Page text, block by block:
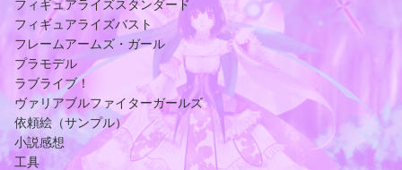
フィギュアライズスタンダード
フィギュアライズバスト
フレームアームズ・ガール
プラモデル
ラブライブ！
ヴァリアブルファイターガールズ
依頼絵（サンプル）
小説感想
工具